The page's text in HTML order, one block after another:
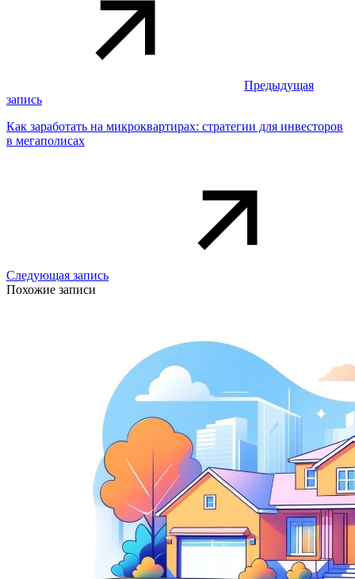
Предыдущая
запись
Как заработать на микроквартирах: стратегии для инвесторов
в мегаполисах
Следующая запись
Похожие записи